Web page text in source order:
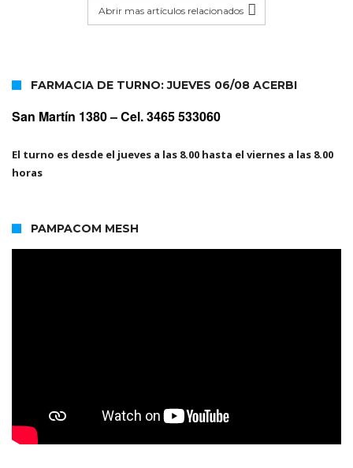
Abrir mas artículos relacionados
FARMACIA DE TURNO: JUEVES 06/08 ACERBI
San Martín 1380 –Cel. 3465 533060
El turno es desde el jueves a las 8.00 hasta el viernes a las 8.00
horas
PAMPACOM MESH